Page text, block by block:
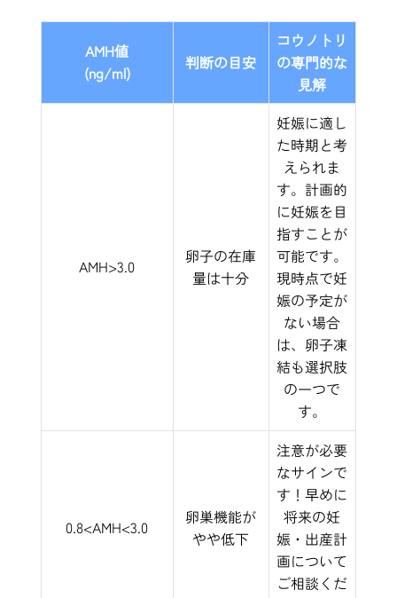
AMH値
(ng/ml)
判断の目安
コウノトリ
の専門的な
見解
AMH>3.0
卵子の在庫
量は十分
妊娠に適し
た時期と考
えられま
す。計画的
に妊娠を目
指すことが
可能です。
現時点で妊
娠の予定が
ない場合
は、卵子凍
結も選択肢
の一つで
す。
0.8<AMH<3.0
卵巣機能が
やや低下
注意が必要
なサインで
す！早めに
将来の妊
娠・出産計
画について
ご相談くだ